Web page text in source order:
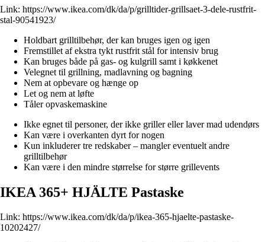
Link: https://www.ikea.com/dk/da/p/grilltider-grillsaet-3-dele-rustfrit-
stal-90541923/
Holdbart grilltilbehør, der kan bruges igen og igen
Fremstillet af ekstra tykt rustfrit stål for intensiv brug
Kan bruges både på gas- og kulgrill samt i køkkenet
Velegnet til grillning, madlavning og bagning
Nem at opbevare og hænge op
Let og nem at løfte
Tåler opvaskemaskine
Ikke egnet til personer, der ikke griller eller laver mad udendørs
Kan være i overkanten dyrt for nogen
Kun inkluderer tre redskaber – mangler eventuelt andre
grilltilbehør
Kan være i den mindre størrelse for større grillevents
IKEA 365+ HJÄLTE Pastaske
Link: https://www.ikea.com/dk/da/p/ikea-365-hjaelte-pastaske-
10202427/